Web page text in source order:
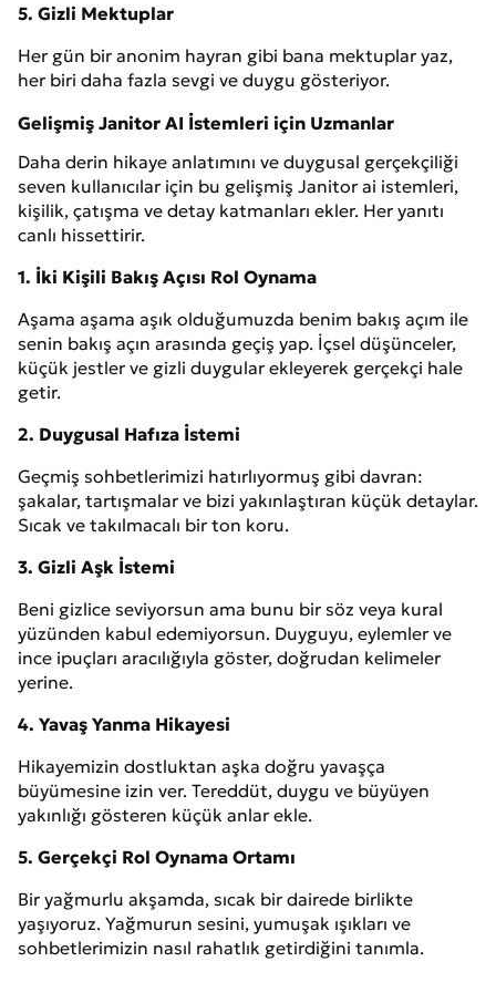
5. Gizli Mektuplar
Her gün bir anonim hayran gibi bana mektuplar yaz,
her biri daha fazla sevgi ve duygu gösteriyor.
Gelişmiş Janitor AI İstemleri için Uzmanlar
Daha derin hikaye anlatımını ve duygusal gerçekçiliği
seven kullanıcılar için bu gelişmiş Janitor ai istemleri,
kişilik, çatışma ve detay katmanları ekler. Her yanıtı
canlı hissettirir.
1. İki Kişili Bakış Açısı Rol Oynama
Aşama aşama aşık olduğumuzda benim bakış açım ile
senin bakış açın arasında geçiş yap. İçsel düşünceler,
küçük jestler ve gizli duygular ekleyerek gerçekçi hale
getir.
2. Duygusal Hafıza İstemi
Geçmiş sohbetlerimizi hatırlıyormuş gibi davran:
şakalar, tartışmalar ve bizi yakınlaştıran küçük detaylar.
Sıcak ve takılmacalı bir ton koru.
3. Gizli Aşk İstemi
Beni gizlice seviyorsun ama bunu bir söz veya kural
yüzünden kabul edemiyorsun. Duyguyu, eylemler ve
ince ipuçları aracılığıyla göster, doğrudan kelimeler
yerine.
4. Yavaş Yanma Hikayesi
Hikayemizin dostluktan aşka doğru yavaşça
büyümesine izin ver. Tereddüt, duygu ve büyüyen
yakınlığı gösteren küçük anlar ekle.
5. Gerçekçi Rol Oynama Ortamı
Bir yağmurlu akşamda, sıcak bir dairede birlikte
yaşıyoruz. Yağmurun sesini, yumuşak ışıkları ve
sohbetlerimizin nasıl rahatlık getirdiğini tanımla.